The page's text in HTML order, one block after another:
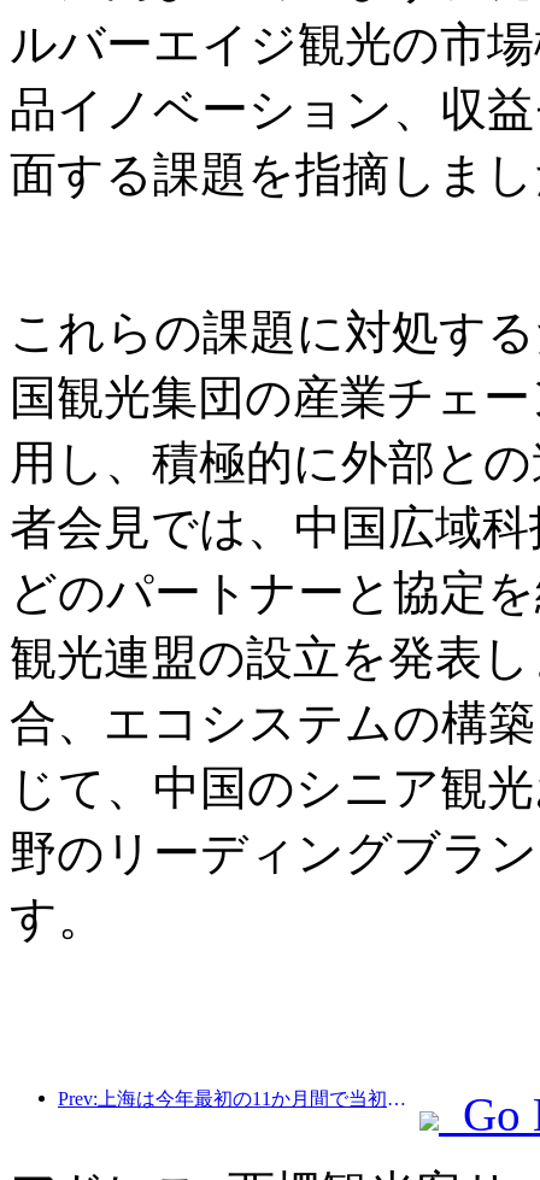
ルバーエイジ観光の市
品イノベーション、収
面する課題を指摘しま
これらの課題に対処す
国観光集団の産業チェ
用し、積極的に外部と
者会見では、中国広域
どのパートナーと協定
観光連盟の設立を発表
合、エコシステムの構
じて、中国のシニア観
野のリーディングブラ
す。
Prev:上海は今年最初の11か月間で当初の予想を上回る828万2千人の観光客を受け入れた。
Go